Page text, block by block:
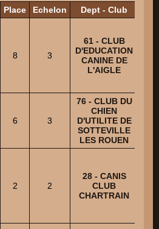
Place Echelon Dept - Club
8 3
61 - CLUB
D'EDUCATION
CANINE DE
L'AIGLE
6 3
76 - CLUB DU
CHIEN
D'UTILITE DE
SOTTEVILLE
LES ROUEN
2 2
28 - CANIS
CLUB
CHARTRAIN